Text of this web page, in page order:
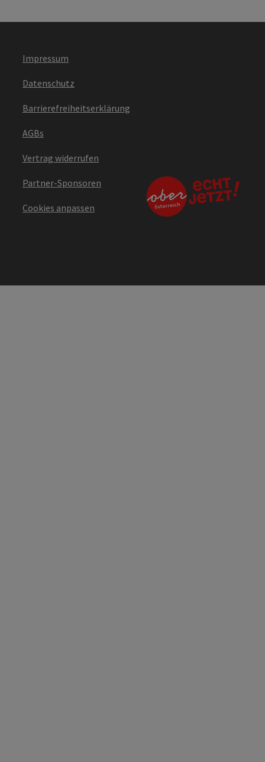
Impressum
Datenschutz
Barrierefreiheitserklärung
AGBs
Vertrag widerrufen
Partner-Sponsoren
Cookies anpassen